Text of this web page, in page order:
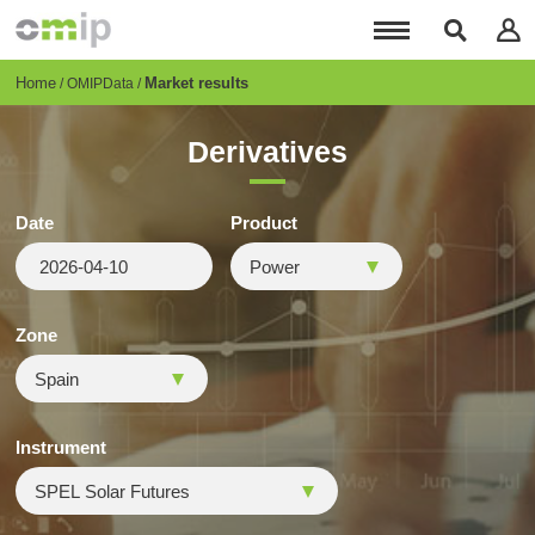
content
Breadcrumb
Home OMIPData Market results
Derivatives
Date Product
Zone
Instrument